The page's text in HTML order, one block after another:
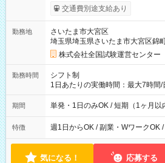
※勤務回数により昇給あり 【即給
り！】 希望される場合、勤務から
例】 ・河合塾模擬試験 8:30～
×8時間＝日収10,400円＋交通費 ※
円の場合あり ・国家試験 7:00～
円（役割手当＋100円）×6時間＝日収
間】試用期間なし
交通費別途支給あり
勤務地
さいたま市大宮区
埼玉県埼玉県さいたま市大宮区錦
株式会社全国試験運営センター
勤務時間
シフト制
1日あたりの実働時間：最大7時
間は 試験により異なります。
期間 単発・1日のみOK / 短期（1ヶ月以
特徴 週1日からOK / 副業・WワークOK
気になる！ 応募する